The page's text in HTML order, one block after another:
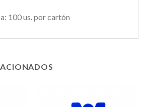
100 us. por cartón